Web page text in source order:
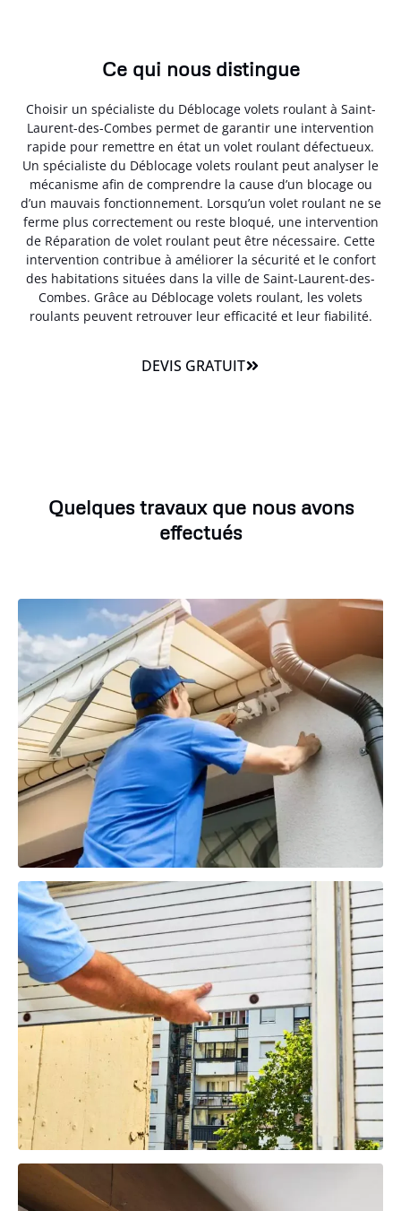
Ce qui nous distingue
Choisir un spécialiste du Déblocage volets roulant à Saint-
Laurent-des-Combes permet de garantir une intervention
rapide pour remettre en état un volet roulant défectueux.
Un spécialiste du Déblocage volets roulant peut analyser le
mécanisme afin de comprendre la cause d’un blocage ou
d’un mauvais fonctionnement. Lorsqu’un volet roulant ne se
ferme plus correctement ou reste bloqué, une intervention
de Réparation de volet roulant peut être nécessaire. Cette
intervention contribue à améliorer la sécurité et le confort
des habitations situées dans la ville de Saint-Laurent-des-
Combes. Grâce au Déblocage volets roulant, les volets
roulants peuvent retrouver leur efficacité et leur fiabilité.
DEVIS GRATUIT
Quelques travaux que nous avons
effectués